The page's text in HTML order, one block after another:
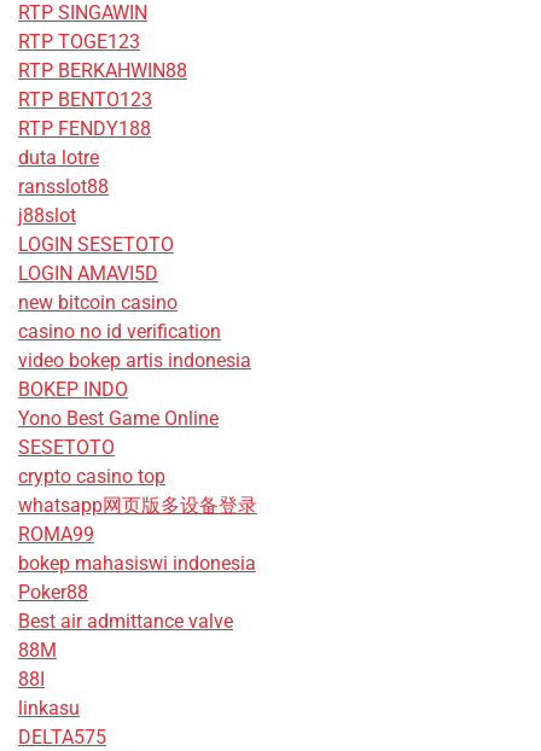
RTP SINGAWIN
RTP TOGE123
RTP BERKAHWIN88
RTP BENTO123
RTP FENDY188
duta lotre
ransslot88
j88slot
LOGIN SESETOTO
LOGIN AMAVI5D
new bitcoin casino
casino no id verification
video bokep artis indonesia
BOKEP INDO
Yono Best Game Online
SESETOTO
crypto casino top
whatsapp网页版多设备登录
ROMA99
bokep mahasiswi indonesia
Poker88
Best air admittance valve
88M
88I
linkasu
DELTA575